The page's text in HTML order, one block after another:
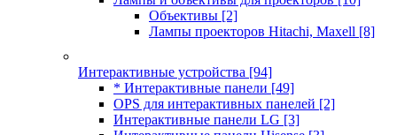
Объективы [2]
Лампы проекторов Hitachi, Maxell [8]
Интерактивные устройства [94]
* Интерактивные панели [49]
OPS для интерактивных панелей [2]
Интерактивные панели LG [3]